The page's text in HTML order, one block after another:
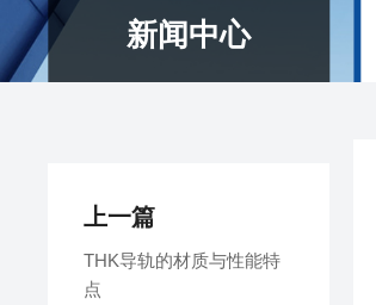
新闻中心
上一篇
THK导轨的材质与性能特
点